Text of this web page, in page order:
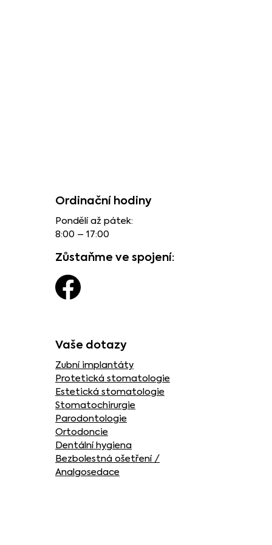
Ordinační hodiny
Pondělí až pátek:
8:00 – 17:00
Zůstaňme ve spojení:
Vaše dotazy
Zubní implantáty
Protetická stomatologie
Estetická stomatologie
Stomatochirurgie
Parodontologie
Ortodoncie
Dentální hygiena
Bezbolestná ošetření /
Analgosedace